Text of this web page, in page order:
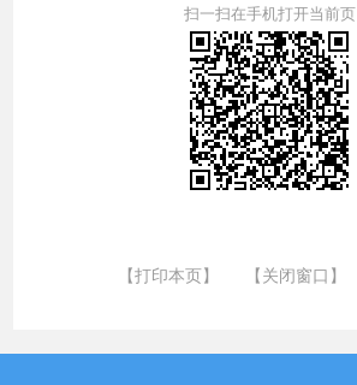
扫一扫在手机打开当前页
【打印本页】 【关闭窗口】